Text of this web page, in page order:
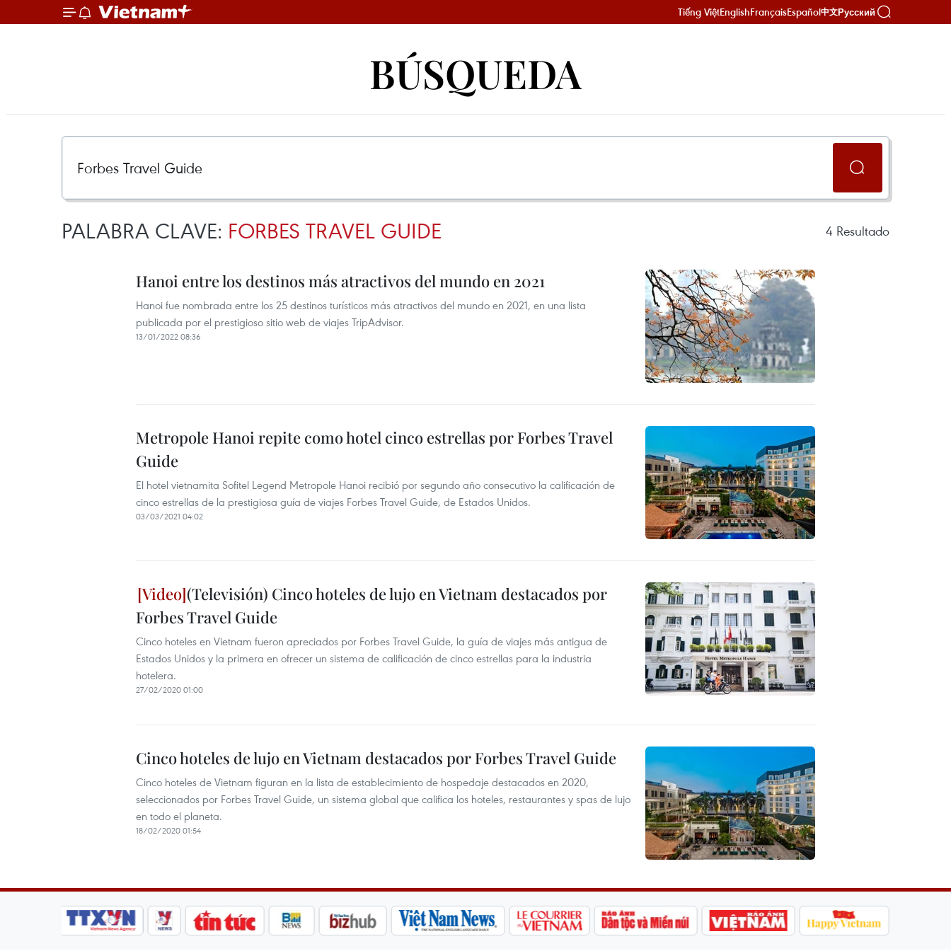
Tiếng ViệtEnglishFrançaisEspañol中文Русский
BÚSQUEDA
PALABRA CLAVE: FORBES TRAVEL GUIDE 4 Resultado
Hanoi entre los destinos más atractivos del mundo en 2021
Hanoi fue nombrada entre los 25 destinos turísticos más atractivos del mundo en 2021, en una lista
publicada por el prestigioso sitio web de viajes TripAdvisor.
13/01/2022 08:36
Metropole Hanoi repite como hotel cinco estrellas por Forbes Travel
Guide
El hotel vietnamita Sofitel Legend Metropole Hanoi recibió por segundo año consecutivo la calificación de
cinco estrellas de la prestigiosa guía de viajes Forbes Travel Guide, de Estados Unidos.
03/03/2021 04:02
(Televisión) Cinco hoteles de lujo en Vietnam destacados por
Forbes Travel Guide
Cinco hoteles en Vietnam fueron apreciados por Forbes Travel Guide, la guía de viajes más antigua de
Estados Unidos y la primera en ofrecer un sistema de calificación de cinco estrellas para la industria
hotelera.
27/02/2020 01:00
Cinco hoteles de lujo en Vietnam destacados por Forbes Travel Guide
Cinco hoteles de Vietnam figuran en la lista de establecimiento de hospedaje destacados en 2020,
seleccionados por Forbes Travel Guide, un sistema global que califica los hoteles, restaurantes y spas de lujo
en todo el planeta.
18/02/2020 01:54